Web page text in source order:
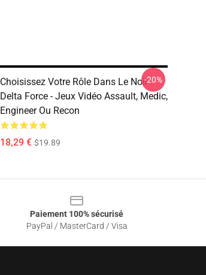
Choisissez Votre Rôle Dans Le Noir
Delta Force - Jeux Vidéo Assault, Medic,
Engineer Ou Recon
18,29 € $19.89
-20%
Paiement 100% sécurisé
PayPal / MasterCard / Visa